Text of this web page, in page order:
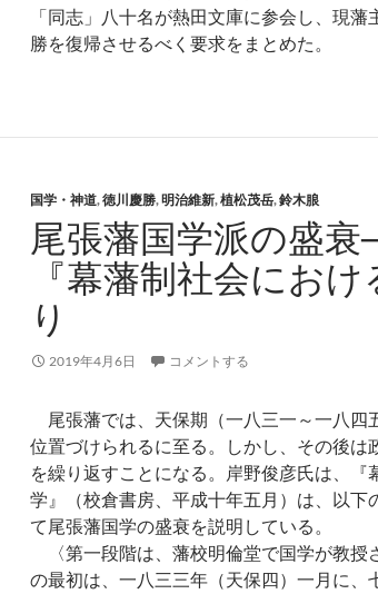
「同志」八十名が熱田文庫に参会し、現
勝を復帰させるべく要求をまとめた。
国学・神道,徳川慶勝,明治維新,植松茂岳,鈴木朖
尾張藩国学派の盛衰
『幕藩制社会にお
り
2019年4月6日 コメントする
尾張藩では、天保期（一八三一～一八四
位置づけられるに至る。しかし、その後は
を繰り返すことになる。岸野俊彦氏は、『
学』（校倉書房、平成十年五月）は、以下
て尾張藩国学の盛衰を説明している。
〈第一段階は、藩校明倫堂で国学が教授
の最初は、一八三三年（天保四）一月に、